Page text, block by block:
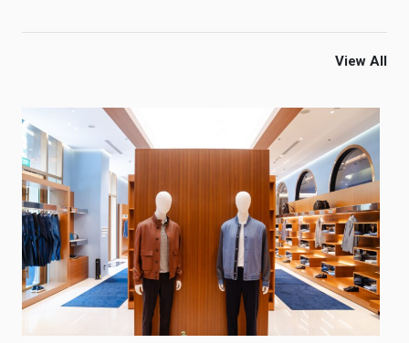
View All